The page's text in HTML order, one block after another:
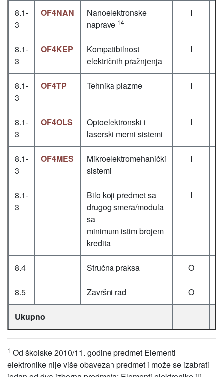
8.1-
3
OF4NAN
Nanoelektronske
naprave 14
I
8.1-
3
OF4KEP
Kompatibilnost
električnih pražnjenja
I
8.1-
3
OF4TP Tehnika plazme I
8.1-
3
OF4OLS
Optoelektronski i
laserski merni sistemi
I
8.1-
3
OF4MES
Mikroelektromehanički
sistemi
I
8.1-
3
Bilo koji predmet sa
drugog smera/modula
sa
minimum istim brojem
kredita
I
8.4 Stručna praksa O
8.5 Završni rad O
Ukupno
1 Od školske 2010/11. godine predmet Elementi
elektronike nije više obavezan predmet i može se izabrati